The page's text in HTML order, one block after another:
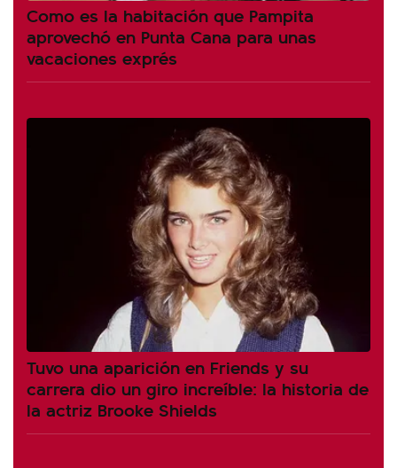
Como es la habitación que Pampita
aprovechó en Punta Cana para unas
vacaciones exprés
Tuvo una aparición en Friends y su
carrera dio un giro increíble: la historia de
la actriz Brooke Shields